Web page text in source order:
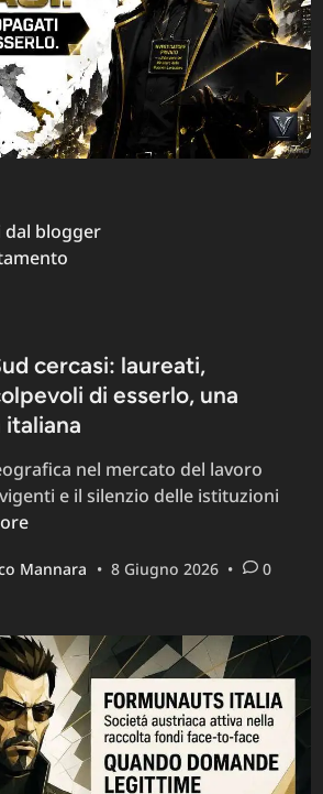
che
vuole
tutto
Serie
Editoriale
dal blogger
cercasi: laureati,
di esserlo, una
nel mercato del lavoro
e il silenzio delle istituzioni
Mannara • 8 Giugno 2026 • 0